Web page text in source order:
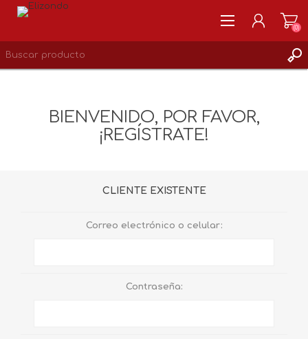
LISTA DE DESEOS 0
(0)
BIENVENIDO, POR FAVOR,
¡REGÍSTRATE!
CLIENTE EXISTENTE
Correo electrónico o celular:
Contraseña: